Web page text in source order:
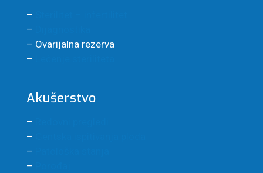
–
–
– Ovarijalna rezerva
–
Akušerstvo
–
–
–
–